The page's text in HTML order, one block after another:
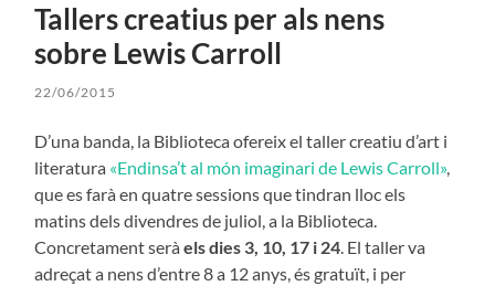
Tallers creatius per als nens
sobre Lewis Carroll
22/06/2015
D’una banda, la Biblioteca ofereix el taller creatiu d’art i
literatura «Endinsa’t al món imaginari de Lewis Carroll»,
que es farà en quatre sessions que tindran lloc els
matins dels divendres de juliol, a la Biblioteca.
Concretament seràels dies 3, 10, 17 i 24. El taller va
adreçat a nens d’entre 8 a 12 anys, és gratuït, i per